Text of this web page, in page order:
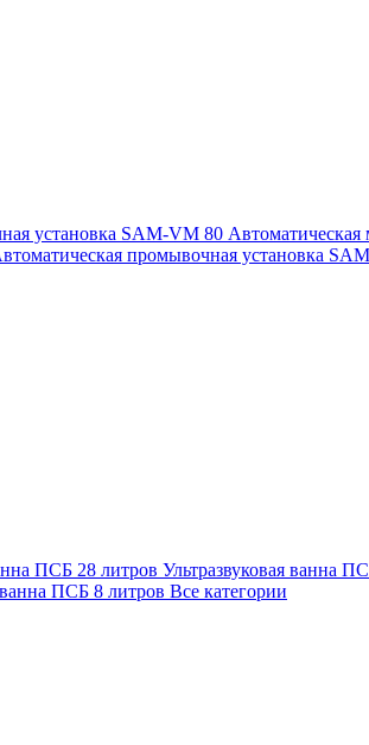
установка SAM-VM 80 Автоматическая
промывочная установка
ПСБ 28 литров Ультразвуковая ванна
ванна ПСБ 8 литров Все категории